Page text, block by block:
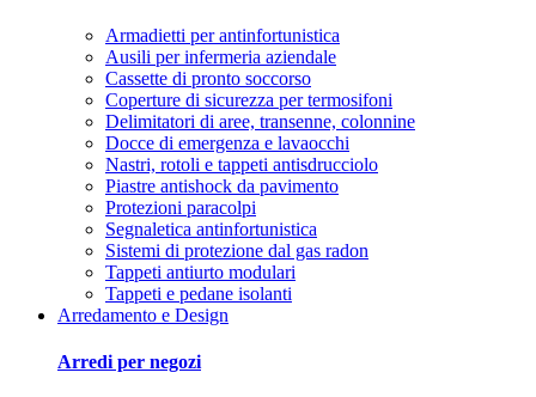
Armadietti per antinfortunistica
Ausili per infermeria aziendale
Cassette di pronto soccorso
Coperture di sicurezza per termosifoni
Delimitatori di aree, transenne, colonnine
Docce di emergenza e lavaocchi
Nastri, rotoli e tappeti antisdrucciolo
Piastre antishock da pavimento
Protezioni paracolpi
Segnaletica antinfortunistica
Sistemi di protezione dal gas radon
Tappeti antiurto modulari
Tappeti e pedane isolanti
Arredamento e Design
Arredi per negozi